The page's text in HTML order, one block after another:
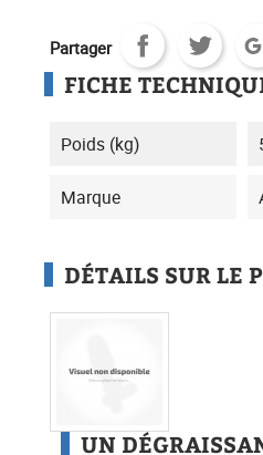
Partager
FICHE
Poids (kg)
Marque
DÉTAILS SUR LE
UN